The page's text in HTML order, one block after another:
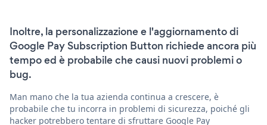
Inoltre, la personalizzazione e l'aggiornamento di
Google Pay Subscription Button richiede ancora più
tempo ed è probabile che causi nuovi problemi o
bug.
Man mano che la tua azienda continua a crescere, è
probabile che tu incorra in problemi di sicurezza, poiché gli
hacker potrebbero tentare di sfruttare Google Pay